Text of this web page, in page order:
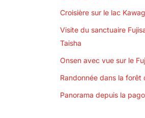
Croisière sur le lac
Visite du sanctuaire
Taisha
Onsen avec vue sur le
Randonnée dans la forêt
Panorama depuis la